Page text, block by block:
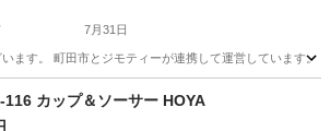
7月31日
います。 町田市とジモティーが連携して運営していま
リユース
0712-116 カップ＆ソーサー HOYA